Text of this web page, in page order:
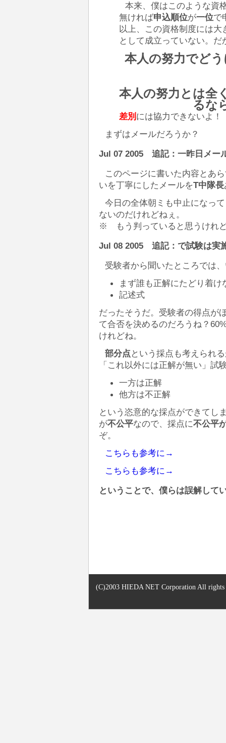
本来、僕はこのような資
無ければ申込順位が一位で
以上、この資格制度には
として成立っていない。
本人の努力でど
本人の努力とは全
るな
差別 には協力できないよ！
まずはメールだろうか？
Jul 07 2005 追記：一昨日メー
このページに書いた内容とあ
いを丁寧にしたメールをT中隊長
今日の全体朝ミも中止になっ
ないのだけれどねぇ。
※ もう判っていると思うけれ
Jul 08 2005 追記：で試験は実
受験者から聞いたところでは
まず誰も正解にたどり着け
記述式
だったそうだ。受験者の得点が
て合否を決めるのだろうね？
けれどね。
部分点 という採点も考えられ
「これ以外には正解が無い」試
一方は正解
他方は不正解
という恣意的な採点ができてし
が不公平なので、採点に不公平
ぞ。
こちらも参考に→
こちらも参考に→
ということで、僕らは誤解して
(C)2003 HIEDA NET Corporation All rights